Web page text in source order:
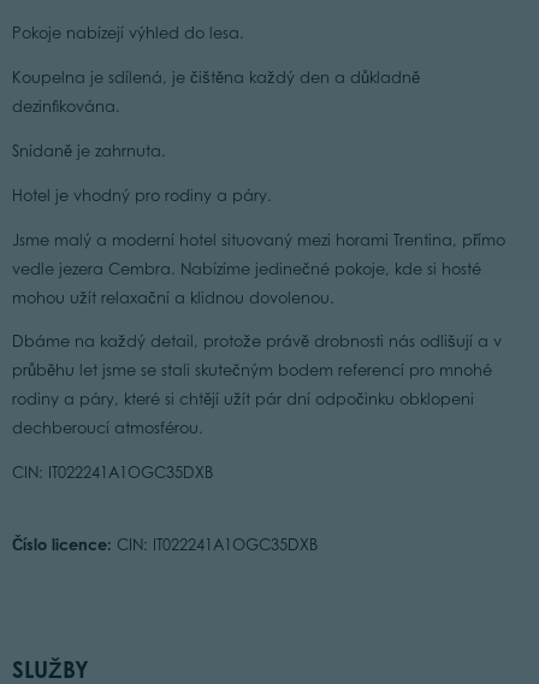
Pokoje nabízejí výhled do lesa.
Koupelna je sdílená, je čištěna každý den a důkladně
dezinfikována.
Snídaně je zahrnuta.
Hotel je vhodný pro rodiny a páry.
Jsme malý a moderní hotel situovaný mezi horami Trentina, přímo
vedle jezera Cembra. Nabízíme jedinečné pokoje, kde si hosté
mohou užít relaxační a klidnou dovolenou.
Dbáme na každý detail, protože právě drobnosti nás odlišují a v
průběhu let jsme se stali skutečným bodem referencí pro mnohé
rodiny a páry, které si chtějí užít pár dní odpočinku obklopeni
dechberoucí atmosférou.
CIN: IT022241A1OGC35DXB
Číslo licence: CIN: IT022241A1OGC35DXB
SLUŽBY